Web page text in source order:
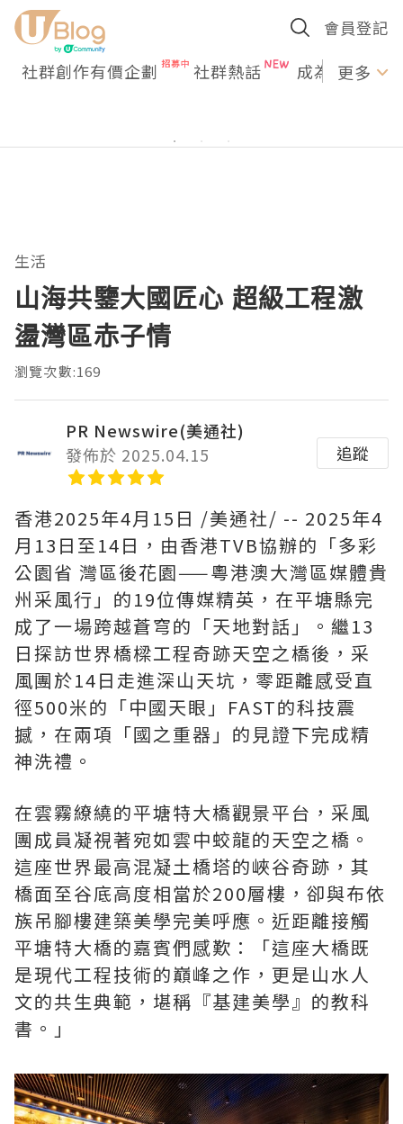
會員登記
社群創作有價企劃 社群熱話 成為U更多
生活
山海共鑒大國匠心 超級工程激
盪灣區赤子情
瀏覽次數:169
PR Newswire(美通社)
發佈於 2025.04.15
追蹤
香港2025年4月15日 /美通社/ -- 2025年4
月13日至14日，由香港TVB協辦的「多彩
公園省 灣區後花園——粵港澳大灣區媒體貴
州采風行」的19位傳媒精英，在平塘縣完
成了一場跨越蒼穹的「天地對話」。繼13
日探訪世界橋樑工程奇跡天空之橋後，采
風團於14日走進深山天坑，零距離感受直
徑500米的「中國天眼」FAST的科技震
撼，在兩項「國之重器」的見證下完成精
神洗禮。
在雲霧繚繞的平塘特大橋觀景平台，采風
團成員凝視著宛如雲中蛟龍的天空之橋。
這座世界最高混凝土橋塔的峽谷奇跡，其
橋面至谷底高度相當於200層樓，卻與布依
族吊腳樓建築美學完美呼應。近距離接觸
平塘特大橋的嘉賓們感歎：「這座大橋既
是現代工程技術的巔峰之作，更是山水人
文的共生典範，堪稱『基建美學』的教科
書。」